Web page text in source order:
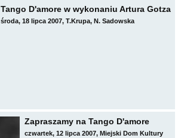
Tango D'amore w wykonaniu Artura Gotza
środa, 18 lipca 2007, T.Krupa, N. Sadowska
Zapraszamy na Tango D'amore
czwartek, 12 lipca 2007, Miejski Dom Kultury